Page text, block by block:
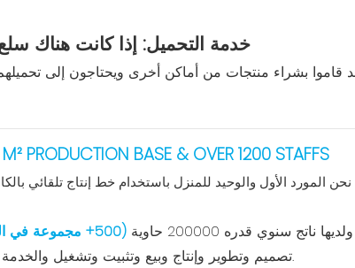
خدمة التحميل: إذا كانت هناك
قاموا بشراء منتجات من أماكن أخرى ويحتاجون إلى
PRODUCTION BASE & OVER 1200 STAFFS
نحن المورد الأول والوحيد للمنزل باستخدام خط إنتاج تلقائي
(500+ مجموعة في اليوم)
تصميم وتطوير وإنتاج وبيع وتثبيت وتشغيل والخدمة ككل ، مما يوفر تأجير وتصنيع صندوق واحد للعملاء.